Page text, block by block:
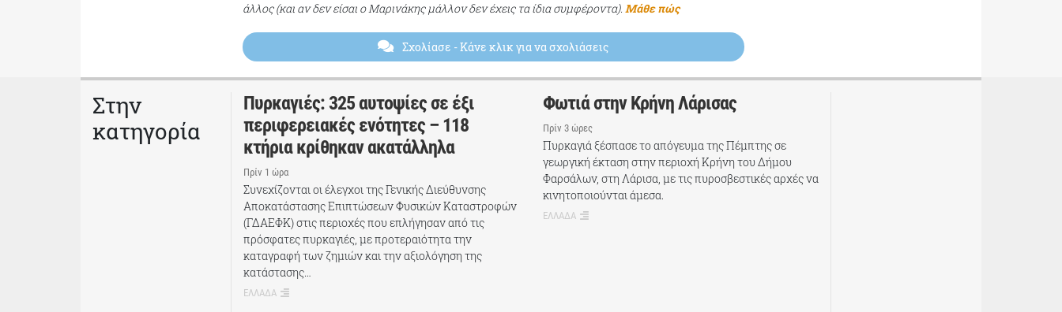
άλλος (και αν δεν είσαι ο Μαρινάκης μάλλον δεν έχεις τα ίδια συμφέροντα). Μάθε πώς
Σχολίασε - Κάνε κλικ για να σχολιάσεις
Στην
κατηγορία
Πυρκαγιές: 325 αυτοψίες σε έξι
περιφερειακές ενότητες – 118
κτήρια κρίθηκαν ακατάλληλα
Πρίν 1 ώρα
Συνεχίζονται οι έλεγχοι της Γενικής Διεύθυνσης
Αποκατάστασης Επιπτώσεων Φυσικών Καταστροφών
(ΓΔΑΕΦΚ) στις περιοχές που επλήγησαν από τις
πρόσφατες πυρκαγιές, με προτεραιότητα την
καταγραφή των ζημιών και την αξιολόγηση της
κατάστασης…
ΕΛΛΑΔΑ
Φωτιά στην Κρήνη Λάρισας
Πρίν 3 ώρες
Πυρκαγιά ξέσπασε το απόγευμα της Πέμπτης σε
γεωργική έκταση στην περιοχή Κρήνη του Δήμου
Φαρσάλων, στη Λάρισα, με τις πυροσβεστικές αρχές να
κινητοποιούνται άμεσα.
ΕΛΛΑΔΑ